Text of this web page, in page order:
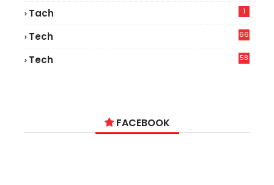
Tach 1
Tech
66
Tech
58
FACEBOOK